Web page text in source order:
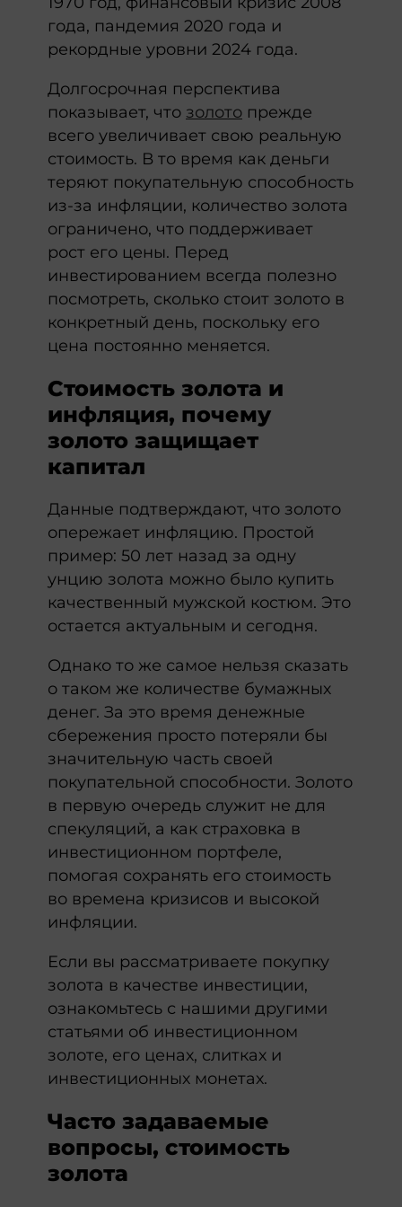
года, пандемия 2020 года и
рекордные уровни 2024 года.
Долгосрочная перспектива
показывает, что золото прежде
всего увеличивает свою реальную
стоимость. В то время как деньги
теряют покупательную способность
из-за инфляции, количество золота
ограничено, что поддерживает
рост его цены. Перед
инвестированием всегда полезно
посмотреть, сколько стоит золото в
конкретный день, поскольку его
цена постоянно меняется.
Стоимость золота и
инфляция, почему
золото защищает
капитал
Данные подтверждают, что золото
опережает инфляцию. Простой
пример: 50 лет назад за одну
унцию золота можно было купить
качественный мужской костюм. Это
остается актуальным и сегодня.
Однако то же самое нельзя сказать
о таком же количестве бумажных
денег. За это время денежные
сбережения просто потеряли бы
значительную часть своей
покупательной способности. Золото
в первую очередь служит не для
спекуляций, а как страховка в
инвестиционном портфеле,
помогая сохранять его стоимость
во времена кризисов и высокой
инфляции.
Если вы рассматриваете покупку
золота в качестве инвестиции,
ознакомьтесь с нашими другими
статьями об инвестиционном
золоте, его ценах, слитках и
инвестиционных монетах.
Часто задаваемые
вопросы, стоимость
золота